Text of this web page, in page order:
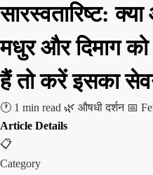
सारस्वतारिष्ट:
मधुर और दिमाग
हैं तो करें इसका
🕐 1 min read 🌿 औषधी दर्शन 📅
Article Details
📋
Category